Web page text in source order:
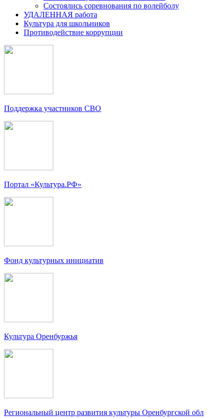
Состоялись соревнования по волейболу
УДАЛЕННАЯ работа
Культура для школьников
Противодействие коррупции
Поддержка участников СВО
Портал «Культура.РФ»
Фонд культурных инициатив
Культура Оренбуржья
Региональный центр развития культуры Оренбургской обл